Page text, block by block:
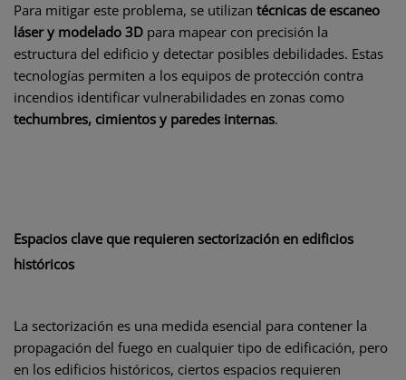
Para mitigar este problema, se utilizan técnicas de escaneo
láser y modelado 3D para mapear con precisión la
estructura del edificio y detectar posibles debilidades. Estas
tecnologías permiten a los equipos de protección contra
incendios identificar vulnerabilidades en zonas como
techumbres, cimientos y paredes internas.
Espacios clave que requieren sectorización en edificios
históricos
La sectorización es una medida esencial para contener la
propagación del fuego en cualquier tipo de edificación, pero
en los edificios históricos, ciertos espacios requieren